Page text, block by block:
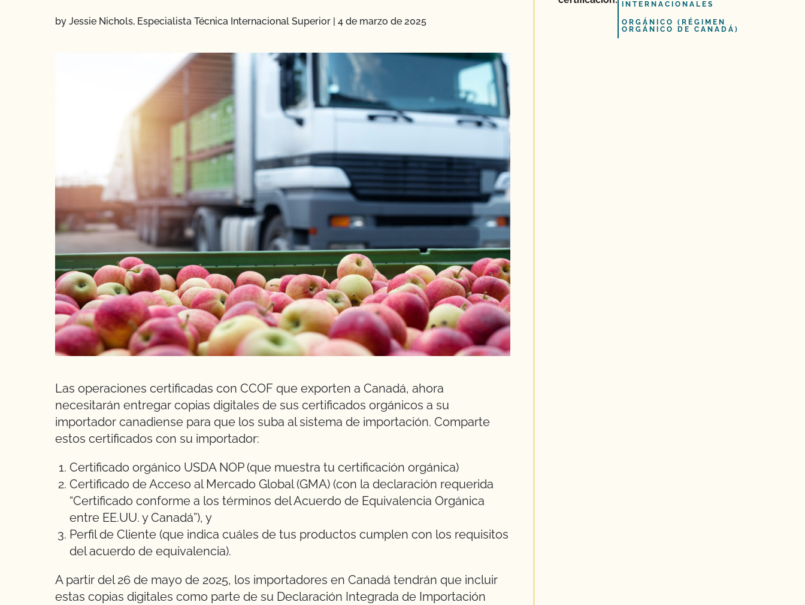
by Jessie Nichols, Especialista Técnica Internacional Superior | 4 de marzo de 2025
Las operaciones certificadas con CCOF que exporten a Canadá, ahora
necesitarán entregar copias digitales de sus certificados orgánicos a su
importador canadiense para que los suba al sistema de importación. Comparte
estos certificados con su importador:
Certificado orgánico USDA NOP (que muestra tu certificación orgánica)
Certificado de Acceso al Mercado Global (GMA) (con la declaración requerida
“Certificado conforme a los términos del Acuerdo de Equivalencia Orgánica
entre EE.UU. y Canadá”), y
Perfil de Cliente (que indica cuáles de tus productos cumplen con los requisitos
del acuerdo de equivalencia).
A partir del 26 de mayo de 2025, los importadores en Canadá tendrán que incluir
estas copias digitales como parte de su Declaración Integrada de Importación
INTERNACIONALES
ORGÁNICO (RÉGIMEN
ORGÁNICO DE CANADÁ)